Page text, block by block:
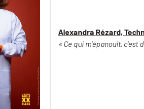
Alexandra Rézard,
« Ce qui m’épanouit,